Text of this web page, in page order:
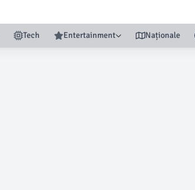
Tech Entertainment Naționale